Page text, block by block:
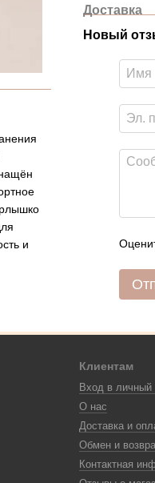
и
Доставка
Новый
Клиентам
Вход в личный
О нас
Доставка и
Обмен и
Контактная